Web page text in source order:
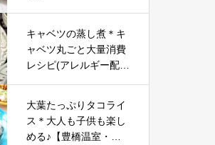
キャベツの蒸し煮＊キ
ャベツ丸ごと大量消費
レシピ(アレルギー配
大葉たっぷりタコライ
ス＊大人も子供も楽し
める♪【豊橋温室・大